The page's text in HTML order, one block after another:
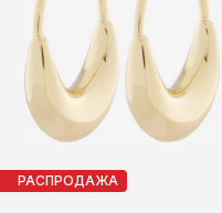
РАСПРОДАЖА